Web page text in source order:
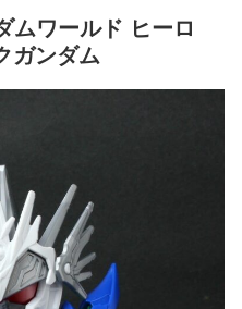
ムワールド ヒーロ
ガンダム